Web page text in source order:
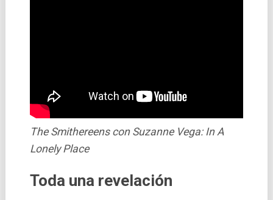
The Smithereens con Suzanne Vega: In A
Lonely Place
Toda una revelación